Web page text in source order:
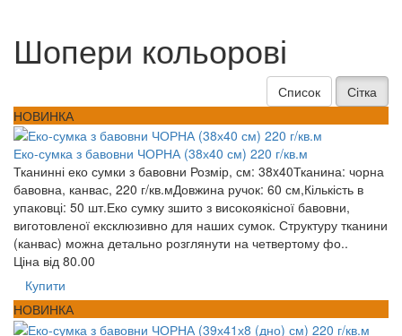
Шопери кольорові
Список
Сітка
НОВИНКА
Еко-сумка з бавовни ЧОРНА (38х40 см) 220 г/кв.м
Тканинні еко сумки з бавовни Розмір, см: 38x40Тканина: чорна
бавовна, канвас, 220 г/кв.мДовжина ручок: 60 см,Кількість в
упаковці: 50 шт.Еко сумку зшито з високоякісної бавовни,
виготовленої ексклюзивно для наших сумок. Структуру тканини
(канвас) можна детально розглянути на четвертому фо..
Ціна від 80.00
Купити
НОВИНКА